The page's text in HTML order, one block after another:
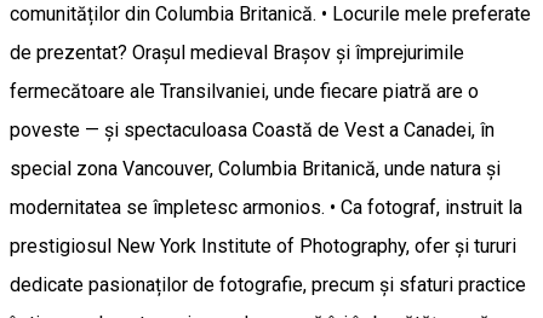
comunităților din Columbia Britanică. • Locurile mele preferate
de prezentat? Orașul medieval Brașov și împrejurimile
fermecătoare ale Transilvaniei, unde fiecare piatră are o
poveste — și spectaculoasa Coastă de Vest a Canadei, în
special zona Vancouver, Columbia Britanică, unde natura și
modernitatea se împletesc armonios. • Ca fotograf, instruit la
prestigiosul New York Institute of Photography, ofer și tururi
dedicate pasionaților de fotografie, precum și sfaturi practice